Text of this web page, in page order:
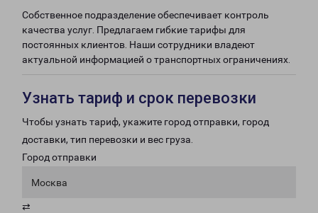
Собственное подразделение обеспечивает контроль
качества услуг. Предлагаем гибкие тарифы для
постоянных клиентов. Наши сотрудники владеют
актуальной информацией о транспортных ограничениях.
Узнать тариф и срок перевозки
Чтобы узнать тариф, укажите город отправки, город
доставки, тип перевозки и вес груза.
Город отправки
Москва
⇄